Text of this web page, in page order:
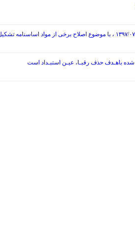
شده باهـدف حذف رقبـا، عیـن استبـداد است